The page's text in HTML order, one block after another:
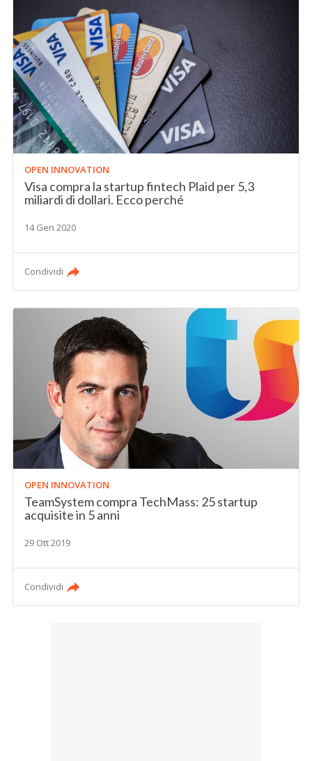
OPEN INNOVATION
Visa compra la startup fintech Plaid per 5,3
miliardi di dollari. Ecco perché
14 Gen 2020
Condividi
OPEN INNOVATION
TeamSystem compra TechMass: 25 startup
acquisite in 5 anni
29 Ott 2019
Condividi